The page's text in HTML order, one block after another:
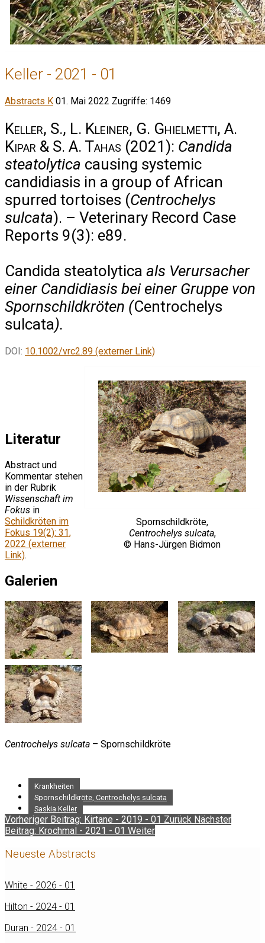
Keller - 2021 - 01
Abstracts K 01. Mai 2022 Zugriffe: 1469
Keller, S., L. Kleiner, G. Ghielmetti, A.
Kipar & S. A. Tahas (2021): Candida
steatolytica causing systemic
candidiasis in a group of African
spurred tortoises (Centrochelys
sulcata). – Veterinary Record Case
Reports 9(3): e89.
Candida steatolytica als Verursacher
einer Candidiasis bei einer Gruppe von
Spornschildkröten (Centrochelys
sulcata).
DOI: 10.1002/vrc2.89 (externer Link)
Spornschildkröte,
Centrochelys sulcata,
© Hans-Jürgen Bidmon
Literatur
Abstract und
Kommentar stehen
in der Rubrik
Wissenschaft im
Fokus in
Schildkröten im
Fokus 19(2): 31,
2022 (externer
Link).
Galerien
Centrochelys sulcata – Spornschildkröte
Krankheiten
Spornschildkröte, Centrochelys sulcata
Saskia Keller
Vorheriger Beitrag: Kirtane - 2019 - 01 Zurück Nächster
Beitrag: Krochmal - 2021 - 01 Weiter
Neueste Abstracts
White - 2026 - 01
Hilton - 2024 - 01
Duran - 2024 - 01